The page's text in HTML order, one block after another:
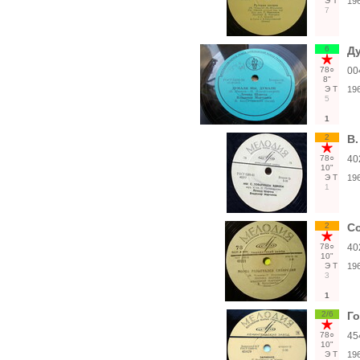
7
6
78○
8"
Э Т
5
1
2
78○
10"
Э Т
1
2
78○
10"
Э Т
3
1
2/6
78○
10"
Э Т